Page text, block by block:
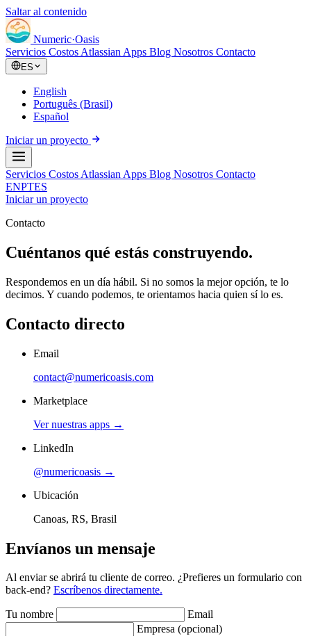
Saltar al contenido
Numeric·Oasis
Servicios Costos Atlassian Apps Blog Nosotros Contacto
ES
English
Português (Brasil)
Español
Iniciar un proyecto
Servicios Costos Atlassian Apps Blog Nosotros Contacto
ENPTES
Iniciar un proyecto
Contacto
Cuéntanos qué estás construyendo.
Respondemos en un día hábil. Si no somos la mejor opción, te lo
decimos. Y cuando podemos, te orientamos hacia quien sí lo es.
Contacto directo
Email
contact@numericoasis.com
Marketplace
Ver nuestras apps →
LinkedIn
@numericoasis →
Ubicación
Canoas, RS, Brasil
Envíanos un mensaje
Al enviar se abrirá tu cliente de correo. ¿Prefieres un formulario con
back-end? Escríbenos directamente.
Tu nombre
Email
Empresa (opcional)